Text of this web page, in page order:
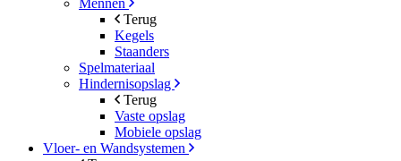
Mennen
Terug
Kegels
Staanders
Spelmateriaal
Hindernisopslag
Terug
Vaste opslag
Mobiele opslag
Vloer- en Wandsystemen